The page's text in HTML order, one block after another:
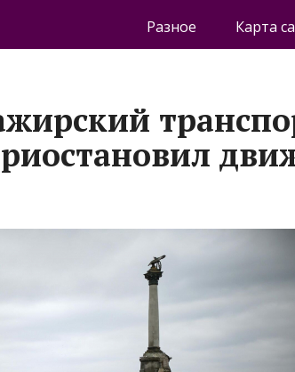
Разное Карта